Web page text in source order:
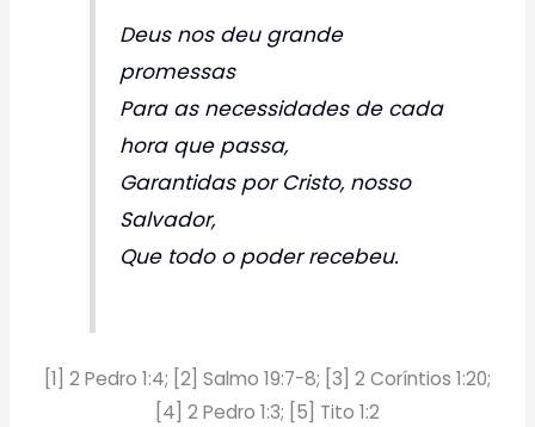
Deus nos deu grande
promessas
Para as necessidades de cada
hora que passa,
Garantidas por Cristo, nosso
Salvador,
Que todo o poder recebeu.
[1] 2 Pedro 1:4; [2] Salmo 19:7-8; [3] 2 Coríntios 1:20;
[4] 2 Pedro 1:3; [5] Tito 1:2